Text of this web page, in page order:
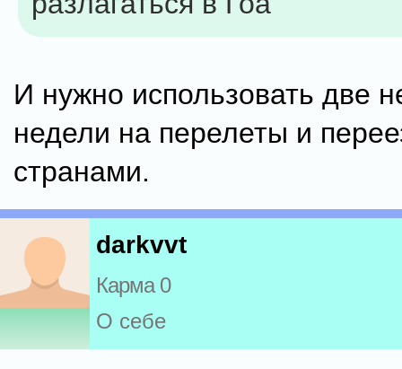
И нужно использовать две
недели на перелеты и
странами.
darkvvt
Карма 0
О себе